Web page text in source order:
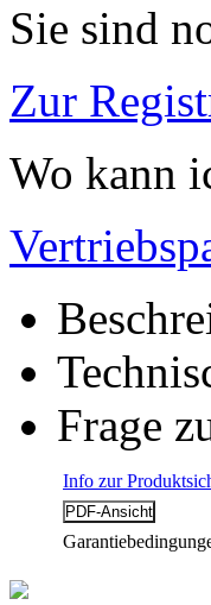
Sie sind
Zur
Wo kann
Frage
Info zur